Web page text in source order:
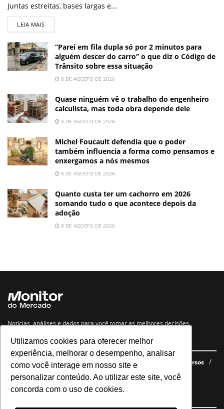
Utilizamos cookies para oferecer melhor
experiência, melhorar o desempenho, analisar
como você interage em nosso site e
personalizar conteúdo. Ao utilizar este site, você
concorda com o uso de cookies.
Juntas estreitas, bases largas e...
LEIA MAIS
“Parei em fila dupla só por 2 minutos para
alguém descer do carro” o que diz o Código de
Trânsito sobre essa situação
8 DE AGOSTO DE 2026
Quase ninguém vê o trabalho do engenheiro
calculista, mas toda obra depende dele
8 DE AGOSTO DE 2026
Michel Foucault defendia que o poder
também influencia a forma como pensamos e
enxergamos a nós mesmos
8 DE AGOSTO DE 2026
Quanto custa ter um cachorro em 2026
somando tudo o que acontece depois da
adoção
8 DE AGOSTO DE 2026
Notícias, análises e dados para você tomar as melhores decisões.
Navegue no site
Últimas notícias Quem somos E-books gratuitos
Cursos
Política de privacidade